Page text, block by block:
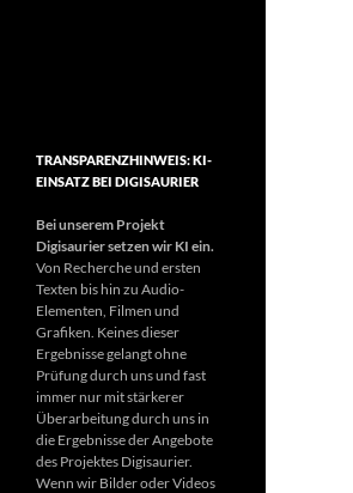
TRANSPARENZHINWEIS: KI-
EINSATZ BEI DIGISAURIER
Bei unserem Projekt
Digisaurier setzen wir KI ein.
Von Recherche und ersten
Texten bis hin zu Audio-
Elementen, Filmen und
Grafiken. Keines dieser
Ergebnisse gelangt ohne
Prüfung durch uns und fast
immer nur mit stärkerer
Überarbeitung durch uns in
die Ergebnisse der Angebote
des Projektes Digisaurier.
Wenn wir Bilder oder Videos